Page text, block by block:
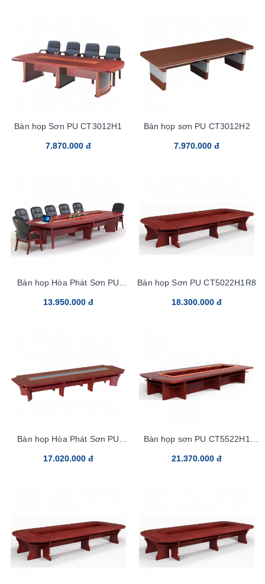
Bàn họp Sơn PU CT3012H1
7.870.000 đ
Bàn họp sơn PU CT3012H2
7.970.000 đ
Bàn họp Hòa Phát Sơn PU
13.950.000 đ
Bàn họp Sơn PU CT5022H1R8
18.300.000 đ
Bàn họp Hòa Phát Sơn PU
17.020.000 đ
Bàn họp sơn PU CT5522H1
21.370.000 đ